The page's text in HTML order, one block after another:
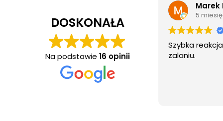
DOSKONAŁA
Na podstawie 16 opinii
reakcja i sprawna pomoc po
Jedd
7
Szybka i